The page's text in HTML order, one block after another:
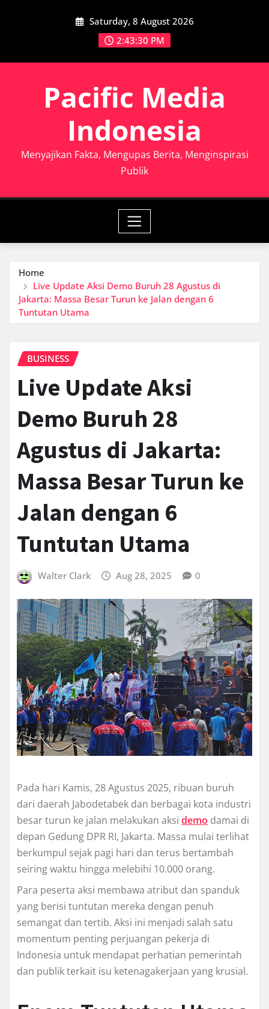
Saturday, 8 August 2026
2:43:32 PM
Pacific Media
Indonesia
Menyajikan Fakta, Mengupas Berita, Menginspirasi
Publik
Home
Live Update Aksi Demo Buruh 28 Agustus di
Jakarta: Massa Besar Turun ke Jalan dengan 6
Tuntutan Utama
BUSINESS
Live Update Aksi
Demo Buruh 28
Agustus di Jakarta:
Massa Besar Turun ke
Jalan dengan 6
Tuntutan Utama
Walter Clark Aug 28, 2025 0
Pada hari Kamis, 28 Agustus 2025, ribuan buruh
dari daerah Jabodetabek dan berbagai kota industri
besar turun ke jalan melakukan aksi demo damai di
depan Gedung DPR RI, Jakarta. Massa mulai terlihat
berkumpul sejak pagi hari dan terus bertambah
seiring waktu hingga melebihi 10.000 orang.
Para peserta aksi membawa atribut dan spanduk
yang berisi tuntutan mereka dengan penuh
semangat dan tertib. Aksi ini menjadi salah satu
momentum penting perjuangan pekerja di
Indonesia untuk mendapat perhatian pemerintah
dan publik terkait isu ketenagakerjaan yang krusial.